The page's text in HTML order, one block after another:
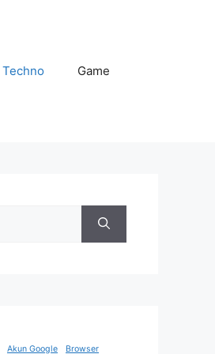
Techno Game
Akun Google Browser